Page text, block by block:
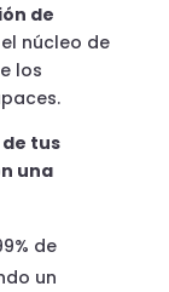
de
núcleo de
los
tus
una
de
un